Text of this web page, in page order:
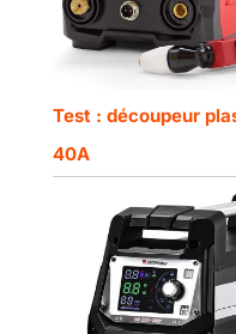
Test : découpeur
40A